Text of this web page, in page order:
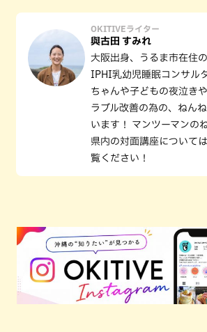
OKITIVEライター
與古田 すみれ
大阪出身、うるま市在住の
IPHI乳幼児睡眠コンサル
ちゃんや子どもの夜泣き
ラブル改善の為の、ねん
います！ マンツーマンの
県内の対面講座について
覧ください！